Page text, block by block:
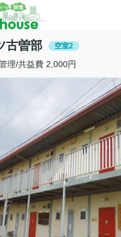
古曽部 空室2
理/共益費 2,000円